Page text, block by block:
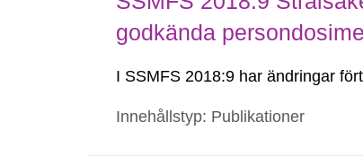
godkända
I SSMFS 2018:9 har ändringar
Innehållstyp: Publikationer